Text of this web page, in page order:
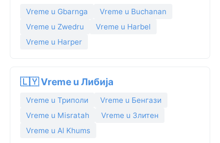
Vreme u Gbarnga
Vreme u Buchanan
Vreme u Zwedru
Vreme u Harbel
Vreme u Harper
🇱🇾 Vreme u Либија
Vreme u Триполи
Vreme u Бенгази
Vreme u Misratah
Vreme u Злитен
Vreme u Al Khums